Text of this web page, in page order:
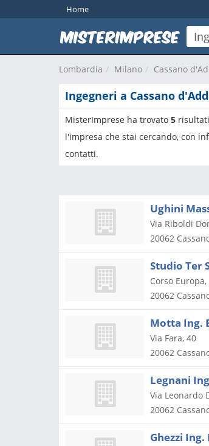
Home
Lombardia Milano Cassano
Ingegneri a Cassano
MisterImprese ha trovato 5
l'impresa che stai cercando, con
contatti.
Ughini
Via Riboldi
20062
Studio Ter
Corso Europa,
20062
Motta Ing.
Via Fara, 40
20062
Legnani
Via Leonardo
20062
Ghezzi Ing.